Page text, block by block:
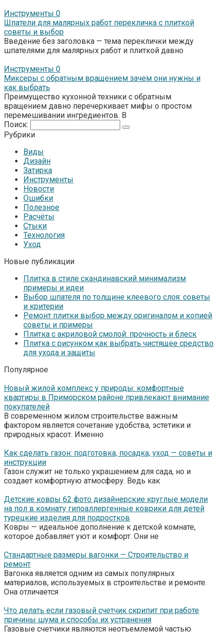
Инструменты 0
Шпатели для малярных работ перекличка с плиткой
советы и выбор
Введение без заголовка — тема переклички между
шпателями для малярных работ и плиткой давно
Инструменты 0
Миксеры с обратным вращением зачем они нужны и
как выбрать
Преимущество кухонной техники с обратным
вращением давно перечеркивает мифы о простом
перемешивании ингредиентов. В
Поиск:
Рубрики
Виды
Дизайн
Затирка
Инструменты
Новости
Ошибки
Полезное
Расчёты
Стыки
Технология
Уход
Новые публикации
Плитка в стиле скандинавский минимализм
примеры и идеи
Выбор шпателя по толщине клеевого слоя: советы
и критерии
Ремонт плитки выбор между оригиналом и копией
советы и примеры
Плитка с акриловой смолой: прочность и блеск
Плитка с рисунком как выбрать чистящее средство
для ухода и защиты
Популярное
Новый жилой комплекс у природы: комфортные
квартиры в Приморском районе привлекают внимание
покупателей
В современном жилом строительстве важным
фактором является сочетание удобства, эстетики и
природных красот. Именно
Как сделать газон: подготовка, посадка, уход — советы и
инструкции
Газон служит не только украшением для сада, но и
создает комфортную атмосферу. Ведь как
Детские ковры 62 фото дизайнерские круглые модели
на пол в комнату гипоаллергенные коврики для детей
турецкие изделия для подростков
Ковры — идеальное дополнение к детской комнате,
которое добавляет уют и комфорт. Они не
Стандартные размеры вагонки — Строительство и
ремонт
Вагонка является одним из самых популярных
материалов, используемых в строительстве и ремонте.
Она отличается
Что делать если газовый счетчик скрипит при работе
причины шума и способы их устранения
Газовые счетчики являются неотъемлемой частью